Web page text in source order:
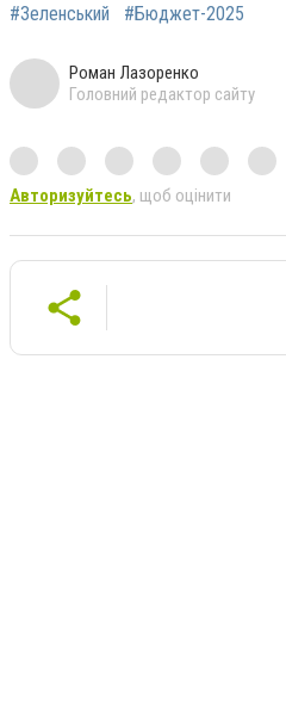
#Зеленський #Бюджет-2025
Роман Лазоренко
Головний редактор сайту
Авторизуйтесь, щоб оцінити